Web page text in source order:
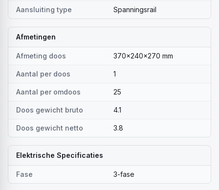
Aansluiting type Spanningsrail
Afmetingen
Afmeting doos 370x240x270 mm
Aantal per doos 1
Aantal per omdoos 25
Doos gewicht bruto 4.1
Doos gewicht netto 3.8
Elektrische Specificaties
Fase 3-fase